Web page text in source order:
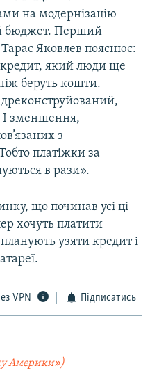
на модернізацію
бюджет. Перший
Яковлев пояснює:
кредит, який люди ще
беруть кошти.
І зменшення,
з
платіжки за
в рази».
що починав усі ці
хочуть платити
узяти кредит і
VPN Підписатись
Америки»)